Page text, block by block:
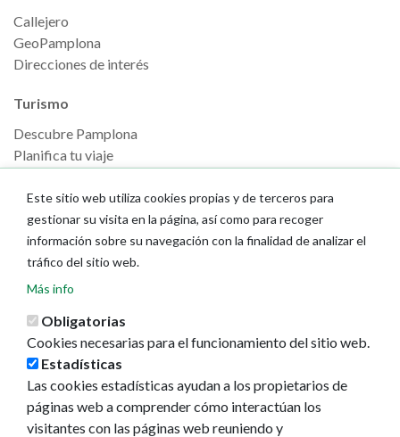
Callejero
GeoPamplona
Direcciones de interés
Turismo
Descubre Pamplona
Planifica tu viaje
Actualidad
Noticias
Eventos
Redes sociales
Ruedas de prensa
Este sitio web utiliza cookies propias y de terceros para
gestionar su visita en la página, así como para recoger
información sobre su navegación con la finalidad de analizar el
tráfico del sitio web.
Más info
Obligatorias
Cookies necesarias para el funcionamiento del sitio web.
Estadísticas
Las cookies estadísticas ayudan a los propietarios de
páginas web a comprender cómo interactúan los
visitantes con las páginas web reuniendo y